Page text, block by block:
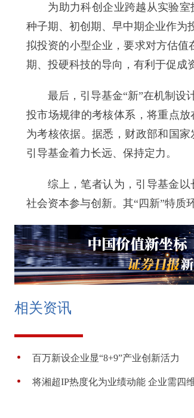
为助力科创企业跨越从实验室
种子期、初创期、早中期企业作为
拟投资的小型企业，要求对方估值
期、投硬科技的导向，有利于促成
最后，引导基金“新”在机制设计
投市场规律的考核体系，将重点
为考核依据。据悉，财政部和国
引导基金着力长远、保持定力。
综上，笔者认为，引导基金以
社会资本参与创新。其“四新”特质
相关资讯
百万新设企业显“8+9”产业创新活力
将湘超IP热度化为业绩动能 企业需四